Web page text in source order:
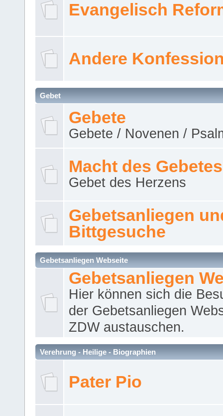
Evangelisch
Andere
Gebet
Gebete
Gebete / Novenen /
Macht des Gebetes
Gebet des Herzens
Gebetsanliegen
Bittgesuche
Gebetsanliegen Webseite
Gebetsanliegen
Hier können sich die
der Gebetsanliegen
ZDW austauschen.
Verehrung - Heilige - Biographien
Pater Pio